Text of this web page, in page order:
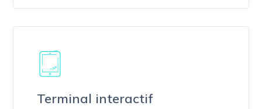
Terminal interactif